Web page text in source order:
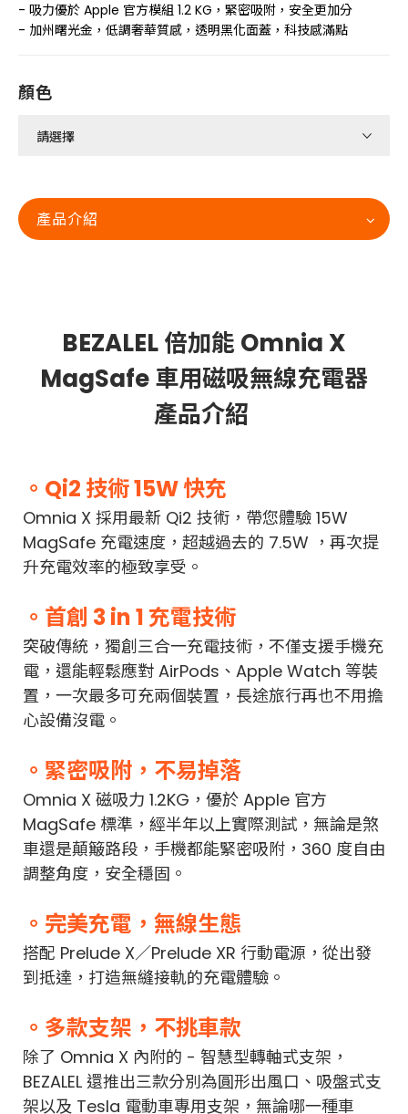
- 吸力優於 Apple 官方模組 1.2 KG，緊密吸附，安全更加分
- 加州曙光金，低調奢華質感，透明黑化面蓋，科技感滿點
顏色
產品介紹
BEZALEL 倍加能 Omnia X
MagSafe 車用磁吸無線充電器
產品介紹
。Qi2 技術 15W 快充
Omnia X 採用最新 Qi2 技術，帶您體驗 15W
MagSafe 充電速度，超越過去的 7.5W ，再次提
升充電效率的極致享受。
。首創 3 in 1 充電技術
突破傳統，獨創三合一充電技術，不僅支援手機充
電，還能輕鬆應對 AirPods、Apple Watch 等裝
置，一次最多可充兩個裝置，長途旅行再也不用擔
心設備沒電。
。緊密吸附，不易掉落
Omnia X 磁吸力 1.2KG，優於 Apple 官方
MagSafe 標準，經半年以上實際測試，無論是煞
車還是顛簸路段，手機都能緊密吸附，360 度自由
調整角度，安全穩固。
。完美充電，無線生態
搭配 Prelude X／Prelude XR 行動電源，從出發
到抵達，打造無縫接軌的充電體驗。
。多款支架，不挑車款
除了 Omnia X 內附的 - 智慧型轉軸式支架，
BEZALEL 還推出三款分別為圓形出風口、吸盤式支
架以及 Tesla 電動車專用支架，無論哪一種車